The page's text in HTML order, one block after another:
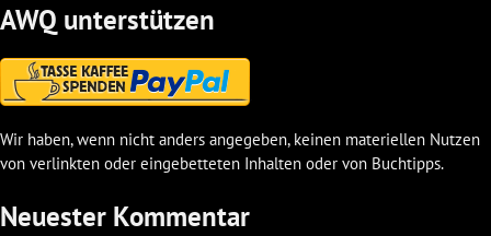
AWQ unterstützen
Wir haben, wenn nicht anders angegeben, keinen materiellen Nutzen
von verlinkten oder eingebetteten Inhalten oder von Buchtipps.
Neuester Kommentar